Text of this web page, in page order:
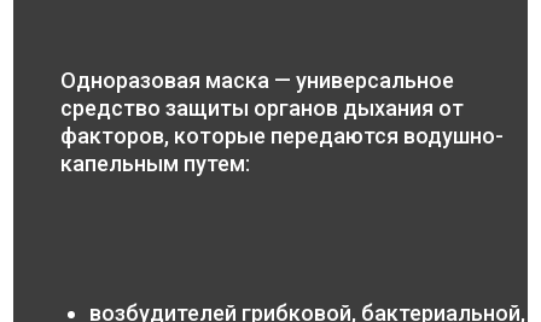
Одноразовая маска — универсальное
средство защиты органов дыхания от
факторов, которые передаются водушно-
капельным путем:
возбудителей грибковой, бактериальной,